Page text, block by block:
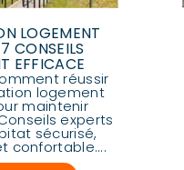
LOGEMENT
CONSEILS
EFFICACE
réussir
logement
maintenir
experts
sécurisé,
confortable....